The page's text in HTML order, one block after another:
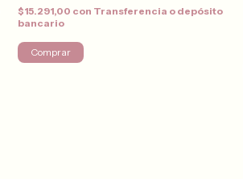
$15.291,00 con Transferencia o depósito
bancario
Comprar